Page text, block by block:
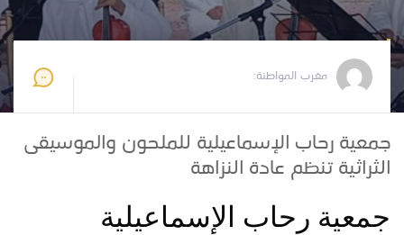
مغرب المواطنة:
جمعية رحاب الإسماعيلية للملحون والموسيقى
الثراثية تنظم عادة النزاهة
جمعية رحاب الإسماعيلية